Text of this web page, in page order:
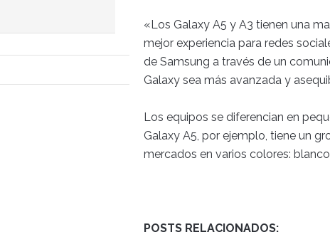
«Los Galaxy A5 y A3 tienen una
mejor experiencia para redes
de Samsung a través de un
Galaxy sea más avanzada y
Los equipos se diferencian en
Galaxy A5, por ejemplo, tiene un
mercados en varios colores:
POSTS RELACIONADOS: